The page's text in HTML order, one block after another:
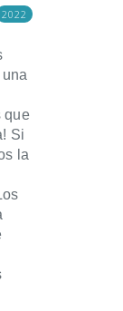
2022
que
Si
la